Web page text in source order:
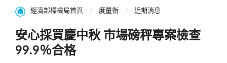
經濟部標檢局首頁 度量衡 近期消息
安心採買慶中秋 市場磅秤專案檢查
99.9％合格